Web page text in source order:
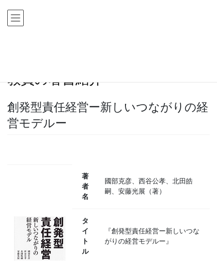
教員の著書紹介
創発型責任経営ー新しいつながりの経
営モデルー
著
者
名
國部克彦、西谷公孝、北田皓
嗣、安藤光展（著）
タ
イ
ト
ル
『創発型責任経営ー新しいつな
がりの経営モデルー』